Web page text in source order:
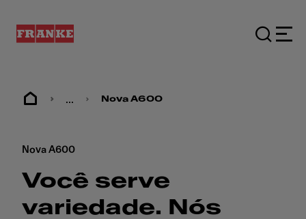
... Nova A600
Nova A600
Você serve
variedade. Nós